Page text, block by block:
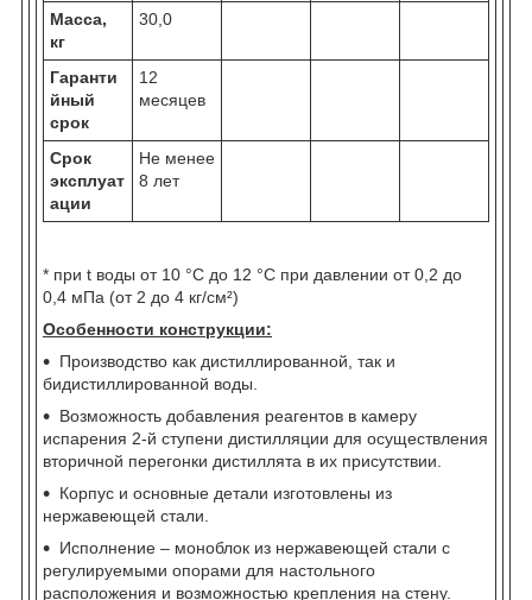
Масса,
кг
30,0
Гаранти
йный
срок
12
месяцев
Срок
эксплуат
ации
Не менее
8 лет
* при t воды от 10 °C до 12 °C при давлении от 0,2 до
0,4 мПа (от 2 до 4 кг/см²)
Особенности конструкции:
Производство как дистиллированной, так и
бидистиллированной воды.
Возможность добавления реагентов в камеру
испарения 2-й ступени дистилляции для осуществления
вторичной перегонки дистиллята в их присутствии.
Корпус и основные детали изготовлены из
нержавеющей стали.
Исполнение – моноблок из нержавеющей стали с
регулируемыми опорами для настольного
расположения и возможностью крепления на стену.